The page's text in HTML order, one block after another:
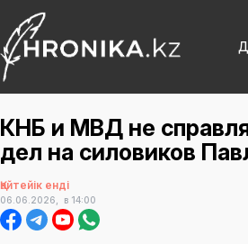
КНБ и МВД не
дел на силовиков
Қайтейік енді
06.06.2026, в 14:00